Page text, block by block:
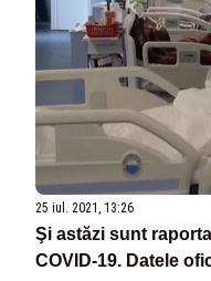
25 iul. 2021, 13:26
Şi astăzi sunt
COVID-19. Datele